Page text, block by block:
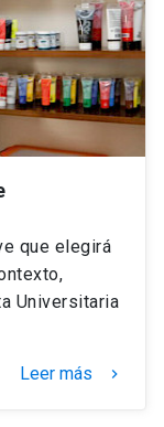
que elegirá
Universitaria
Leer más keyboard_arrow_right